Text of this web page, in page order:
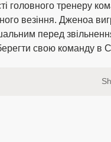
головного тренеру
везіння. Дженоа
перед
свою команду в